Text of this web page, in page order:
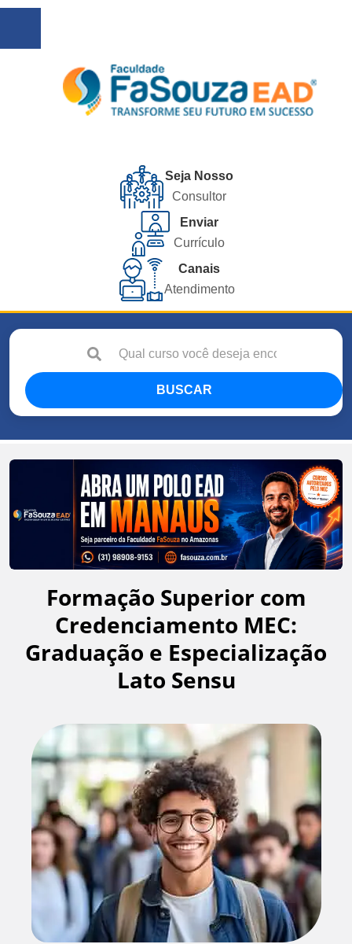
Seja Nosso
Consultor
Enviar
Currículo
Canais
Atendimento
BUSCAR
Formação Superior com
Credenciamento MEC:
Graduação e Especialização
Lato Sensu